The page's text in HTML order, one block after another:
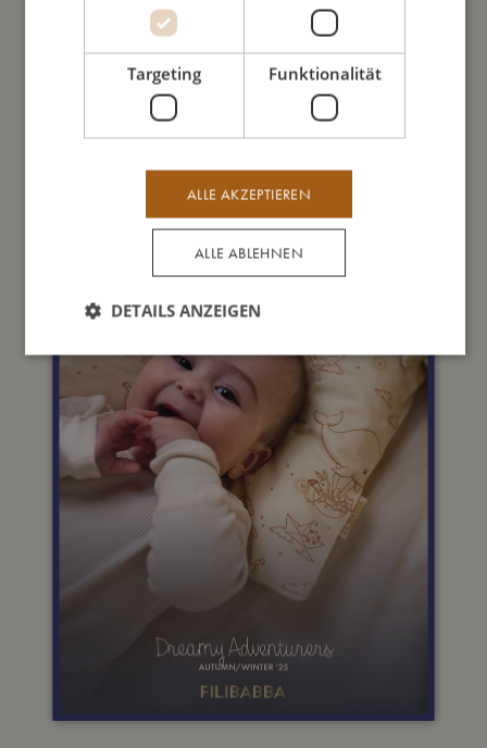
Targeting Funktionalität
ALLE AKZEPTIEREN
ALLE ABLEHNEN
DETAILS ANZEIGEN